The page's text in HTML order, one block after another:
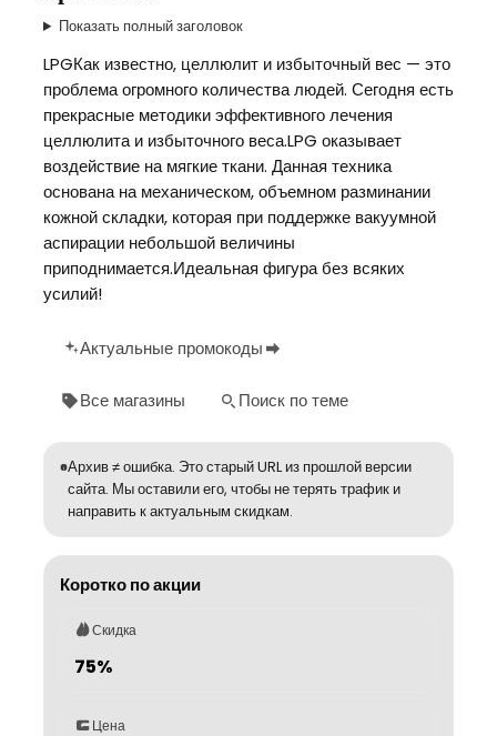
Показать полный заголовок
LPGКак известно, целлюлит и избыточный вес — это
проблема огромного количества людей. Сегодня есть
прекрасные методики эффективного лечения
целлюлита и избыточного веса.LPG оказывает
воздействие на мягкие ткани. Данная техника
основана на механическом, объемном разминании
кожной складки, которая при поддержке вакуумной
аспирации небольшой величины
приподнимается.Идеальная фигура без всяких
усилий!
Актуальные промокоды
Все магазины Поиск по теме
Архив ≠ ошибка. Это старый URL из прошлой версии
сайта. Мы оставили его, чтобы не терять трафик и
направить к актуальным скидкам.
Коротко по акции
Скидка
75%
Цена